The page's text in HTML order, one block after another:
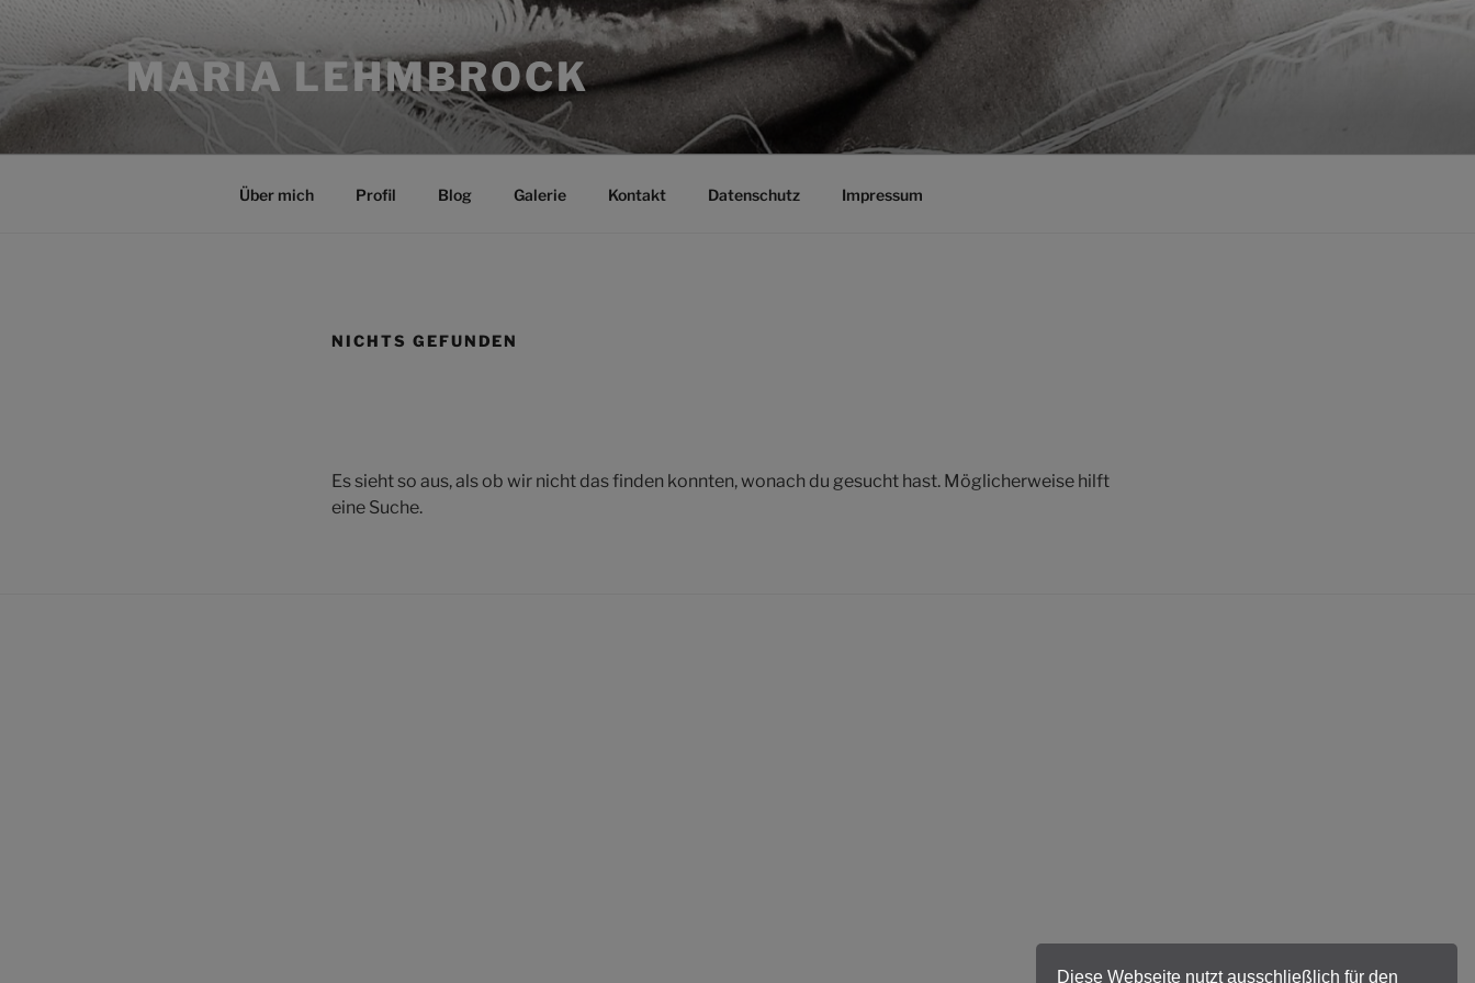
springen
MARIA LEHMBROCK
Über mich Profil Blog Galerie Kontakt Datenschutz Impressum
NICHTS GEFUNDEN
Es sieht so aus, als ob wir nicht das finden konnten, wonach du gesucht hast. Möglicherweise hilft
eine Suche.
Diese Webseite nutzt ausschließlich für den